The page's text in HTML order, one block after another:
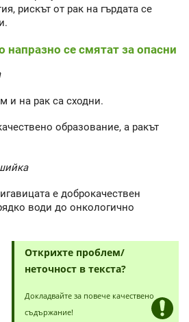
рискът от рак на гърдата се
напразно се смятат за опасни
и на рак са сходни.
образование, а ракът
е доброкачествен
води до онкологично
Открихте проблем/
неточност в текста?
Докладвайте за повече качествено
съдържание!